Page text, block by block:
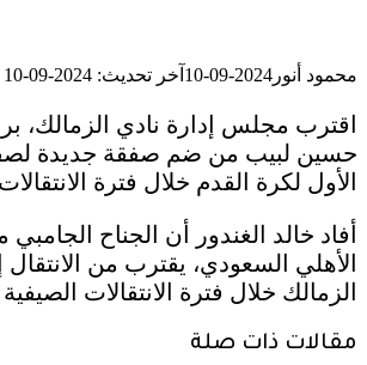
محمود أنور 2024-09-10 آخر تحديث: 2024-09-10
اقترب مجلس إدارة نادي الزمالك،
حسين لبيب من ضم صفقة جديدة
الأول لكرة القدم خلال فترة
أفاد خالد الغندور أن الجناح الجامبي
الأهلي السعودي، يقترب من
الزمالك خلال فترة الانتقالات الصيفية
مقالات ذات صلة